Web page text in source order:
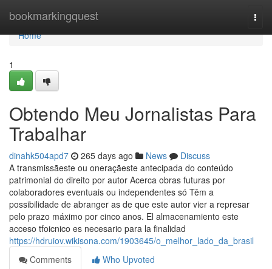
bookmarkingquest
Home
Home
1
Obtendo Meu Jornalistas Para
Trabalhar
dinahk504apd7 265 days ago News
Discuss
A transmissãeste ou oneraçãeste antecipada do conteúdo
patrimonial do direito por autor Acerca obras futuras por
colaboradores eventuais ou independentes só Têm a
possibilidade de abranger as de que este autor vier a represar
pelo prazo máximo por cinco anos. El almacenamiento este
acceso tfoicnico es necesario para la finalidad
https://hdruiov.wikisona.com/1903645/o_melhor_lado_da_brasil
Comments
Who Upvoted